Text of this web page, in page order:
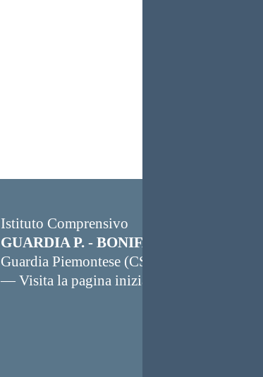
Istituto Comprensivo
GUARDIA P. - BONIFATI "G. CISTARO"
Guardia Piemontese (CS)
— Visita la pagina iniziale della scuola